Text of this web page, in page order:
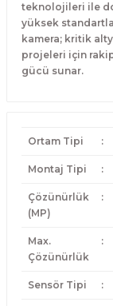
teknolojileri ile
yüksek
kamera; kritik
projeleri için
gücü sunar.
Ortam Tipi :
Montaj Tipi :
Çözünürlük
(MP)
:
Max.
Çözünürlük
:
Sensör Tipi :